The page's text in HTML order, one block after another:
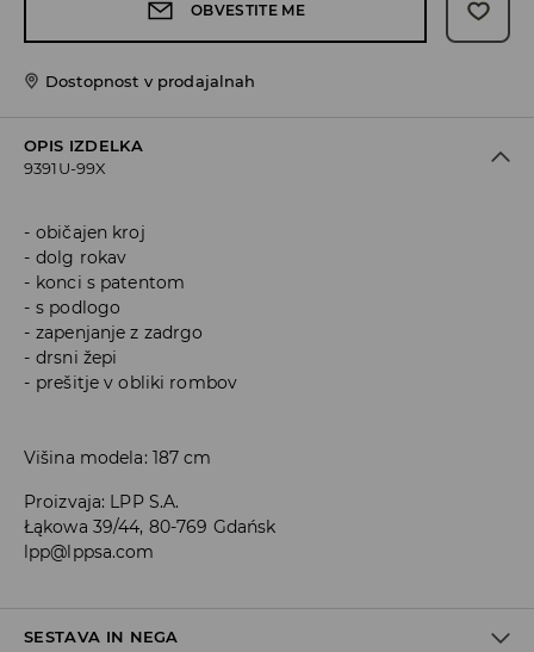
OBVESTITE ME
Dostopnost v prodajalnah
OPIS IZDELKA
9391U-99X
običajen kroj
dolg rokav
konci s patentom
s podlogo
zapenjanje z zadrgo
drsni žepi
prešitje v obliki rombov
Višina modela: 187 cm
Proizvaja: LPP S.A.
Łąkowa 39/44, 80-769 Gdańsk
lpp@lppsa.com
SESTAVA IN NEGA